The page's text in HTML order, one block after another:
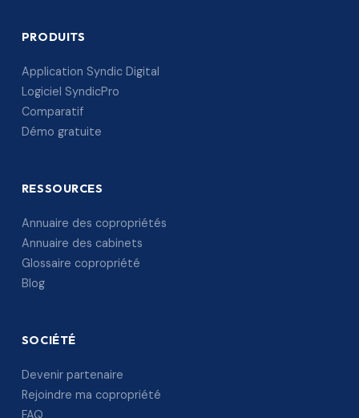
PRODUITS
Application Syndic Digital
Logiciel SyndicPro
Comparatif
Démo gratuite
RESSOURCES
Annuaire des copropriétés
Annuaire des cabinets
Glossaire copropriété
Blog
SOCIÉTÉ
Devenir partenaire
Rejoindre ma copropriété
FAQ